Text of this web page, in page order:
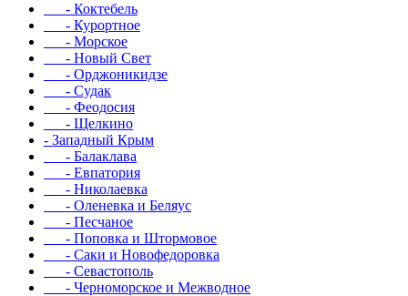
- Коктебель
- Курортное
- Морское
- Новый Свет
- Орджоникидзе
- Судак
- Феодосия
- Щелкино
- Западный Крым
- Балаклава
- Евпатория
- Николаевка
- Оленевка и Беляус
- Песчаное
- Поповка и Штормовое
- Саки и Новофедоровка
- Севастополь
- Черноморское и Межводное